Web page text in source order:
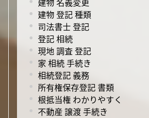
建物 登記 種類
司法書士 登記
登記 相続
現地 調査 登記
家 相続 手続き
相続登記 義務
所有権保存登記 書類
根抵当権 わかりやすく
不動産 譲渡 手続き